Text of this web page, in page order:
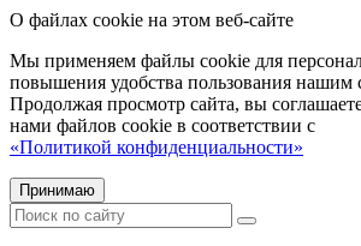
О файлах cookie на этом веб-сайте
Мы применяем файлы cookie для
повышения удобства пользования нашим
Продолжая просмотр сайта, вы
нами файлов cookie в соответствии с
«Политикой конфиденциальности»
Принимаю